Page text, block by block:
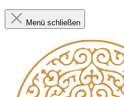
Menü schließen